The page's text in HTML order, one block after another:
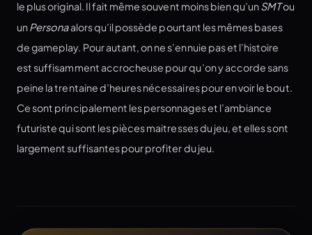
le plus original. Il fait même souvent moins bien qu’unSMTou
unPersonaalors qu’il possède pourtant les mêmes bases
de gameplay. Pour autant, on ne s’ennuie pas et l’histoire
est suffisamment accrocheuse pour qu’on y accorde sans
peine la trentaine d’heures nécessaires pour en voir le bout.
Ce sont principalement les personnages et l’ambiance
futuriste qui sont les pièces maitresses du jeu, et elles sont
largement suffisantes pour profiter du jeu.